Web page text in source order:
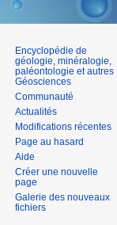
Encyclopédie de
géologie, minéralogie,
paléontologie et autres
Géosciences
Communauté
Actualités
Modifications récentes
Page au hasard
Aide
Créer une nouvelle
page
Galerie des nouveaux
fichiers